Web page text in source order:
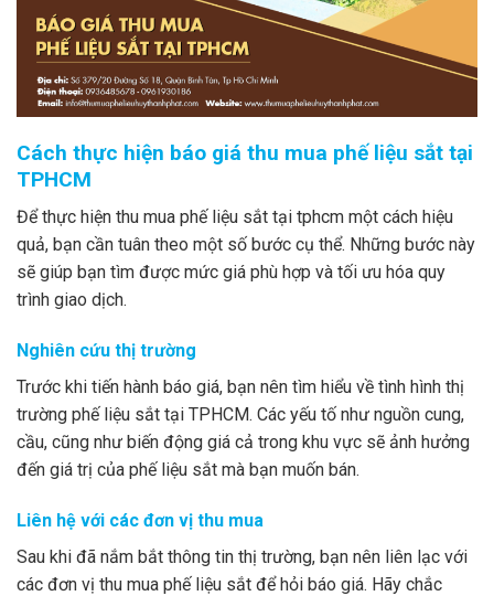
Cách thực hiện báo giá thu mua phế liệu sắt tại
TPHCM
Để thực hiện thu mua phế liệu sắt tại tphcm một cách hiệu
quả, bạn cần tuân theo một số bước cụ thể. Những bước này
sẽ giúp bạn tìm được mức giá phù hợp và tối ưu hóa quy
trình giao dịch.
Nghiên cứu thị trường
Trước khi tiến hành báo giá, bạn nên tìm hiểu về tình hình thị
trường phế liệu sắt tại TPHCM. Các yếu tố như nguồn cung,
cầu, cũng như biến động giá cả trong khu vực sẽ ảnh hưởng
đến giá trị của phế liệu sắt mà bạn muốn bán.
Liên hệ với các đơn vị thu mua
Sau khi đã nắm bắt thông tin thị trường, bạn nên liên lạc với
các đơn vị thu mua phế liệu sắt để hỏi báo giá. Hãy chắc